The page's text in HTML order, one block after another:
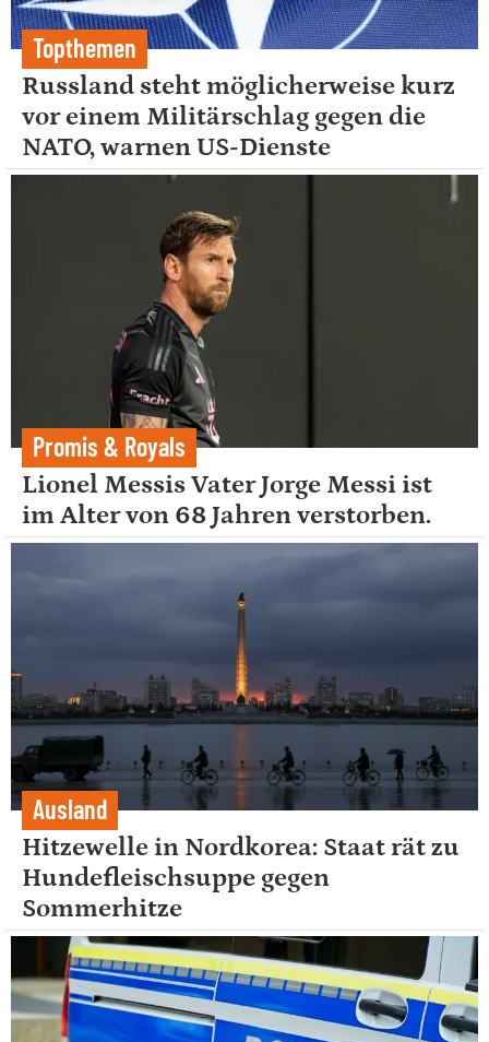
Topthemen
Russland steht möglicherweise kurz
vor einem Militärschlag gegen die
NATO, warnen US-Dienste
Promis & Royals
Lionel Messis Vater Jorge Messi ist
im Alter von 68 Jahren verstorben.
Ausland
Hitzewelle in Nordkorea: Staat rät zu
Hundefleischsuppe gegen
Sommerhitze